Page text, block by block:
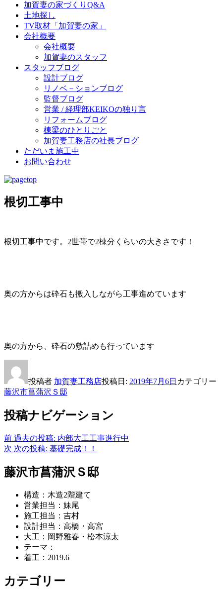
加賀妻の家づくりQ&A
土地探し
TV取材「加賀妻の家」
会社概要
会社概要
加賀妻のスタッフ
スタッフブログ
設計ブログ
リノベ－ションブログ
監督ブログ
営業 / 経理部KEIKOの独り言
リフォームブログ
棟梁のひとりごと
加賀妻工務店の社長ブログ
ただいま施工中
お問い合わせ
根切工事中
根切工事中です。2世帯で2棟分くらいの大きさです！
奥の方からは砕石も搬入しながら工事進めています
奥の方から、砕石の敷詰めも行っています
投稿者 加賀妻工務店投稿日: 2019年7月6日 カテゴリー
藤沢市菖蒲沢Ｓ邸
投稿ナビゲーション
前 過去の投稿: 内部大工工事進行中
次 次の投稿: 基礎完成！！
藤沢市菖蒲沢Ｓ邸
構造：木造2階建て
営業担当：妹尾
施工担当：吉村
設計担当：高橋・高宮
大工：岡野雅春・松本涼太
テーマ：
着工：2019.6
カテゴリー